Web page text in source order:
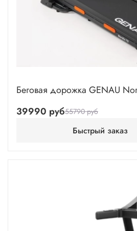
Беговая дорожка GENAU
39990 руб55790 руб
Быстрый заказ